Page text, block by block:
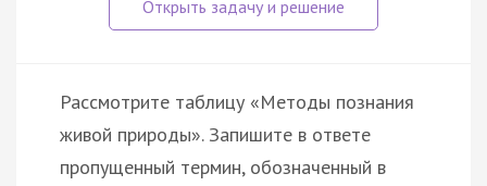
Рассмотрите таблицу «Методы познания
живой природы». Запишите в ответе
пропущенный термин, обозначенный в